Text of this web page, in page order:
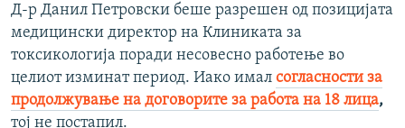
Д-р Данил Петровски беше разрешен од позицијата
медицински директор на Клиниката за
токсикологија поради несовесно работење во
целиот изминат период. Иако имал согласности за
продолжување на договорите за работа на 18 лица,
тој не постапил.